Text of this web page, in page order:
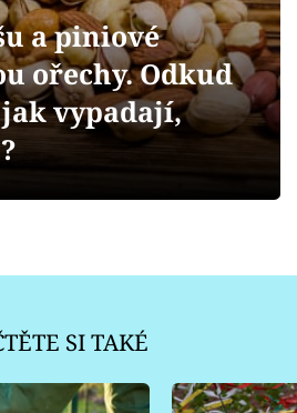
a piniové
ořechy. Odkud
vypadají,
SI TAKÉ